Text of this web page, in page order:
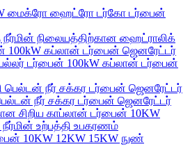
மைக்ரோ ஹைட்ரோ டர்கோ டர்பைன்
டர்பைன் 100kW கப்லான் டர்பைன்
நீர் சக்கர டர்பைன் ஜெனரேட்டர்
10KW 12KW 15KW நுண்